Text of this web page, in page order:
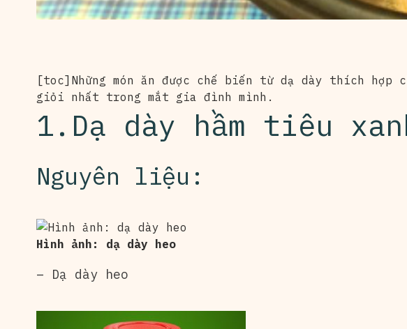
[toc]Những món ăn được chế biến từ dạ dày thích
giỏi nhất trong mắt gia đình mình.
1.Dạ dày hầm tiêu
Nguyên liệu:
Hình ảnh: dạ dày heo
– Dạ dày heo